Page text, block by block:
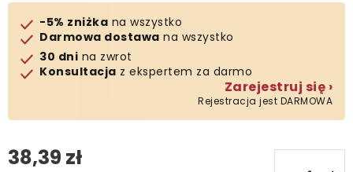
-5% zniżka na wszystko
Darmowa dostawa na wszystko
30 dni na zwrot
Konsultacja z ekspertem za darmo
Zarejestruj się ›
Rejestracja jest DARMOWA
38,39 zł